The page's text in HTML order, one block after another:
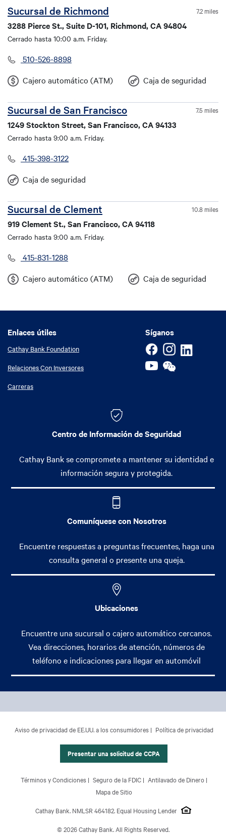
Sucursal de Richmond 7.2 miles
3288 Pierce St., Suite D-101, Richmond, CA 94804
Cerrado hasta 10:00 a.m. Friday.
510-526-8898
Cajero automático (ATM)
Caja de seguridad
Sucursal de San Francisco 7.5 miles
1249 Stockton Street, San Francisco, CA 94133
Cerrado hasta 9:00 a.m. Friday.
415-398-3122
Caja de seguridad
Sucursal de Clement 10.8 miles
919 Clement St., San Francisco, CA 94118
Cerrado hasta 9:00 a.m. Friday.
415-831-1288
Cajero automático (ATM)
Caja de seguridad
Síganos
Enlaces útiles
Enlaces útiles
Cathay Bank Foundation
Relaciones Con Inversores
Carreras
Centro de Información de Seguridad
Cathay Bank se compromete a mantener su identidad e
información segura y protegida.
Comuníquese con Nosotros
Encuentre respuestas a preguntas frecuentes, haga una
consulta general o presente una queja.
Ubicaciones
Encuentre una sucursal o cajero automático cercanos.
Vea direcciones, horarios de atención, números de
teléfono e indicaciones para llegar en automóvil
Banca Personal
Banca Comercial
Acerca de Nosotros
Aviso de privacidad de EE.UU. a los consumidores Política de privacidad
Presentar una solicitud de CCPA
Footer Site Map
Términos y Condiciones Seguro de la FDIC
Antilavado de Dinero
Mapa de Sitio
Cathay Bank. NMLSR 464182. Equal Housing Lender
© 2026 Cathay Bank. All Rights Reserved.